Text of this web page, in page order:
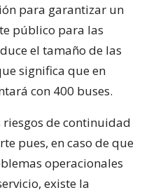
para garantizar un
público para las
el tamaño de las
significa que en
con 400 buses.
de continuidad
pues, en caso de que
operacionales
existe la